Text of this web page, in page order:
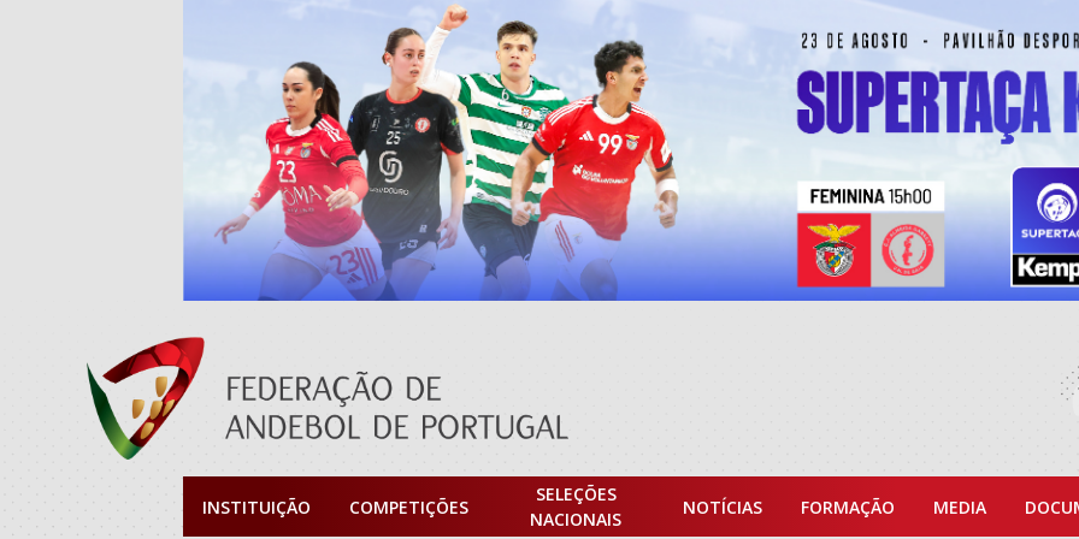
INSTITUIÇÃO COMPETIÇÕES
SELEÇÕES
NACIONAIS
NOTÍCIAS FORMAÇÃO MEDIA